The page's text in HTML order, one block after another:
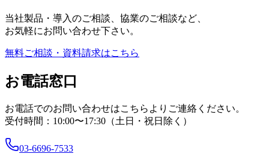
当社製品・導入のご相談、協業のご相談など、
お気軽にお問い合わせ下さい。
無料ご相談・資料請求はこちら
お電話窓口
お電話でのお問い合わせはこちらよりご連絡ください。
受付時間：10:00〜17:30（土日・祝日除く）
03-6696-7533